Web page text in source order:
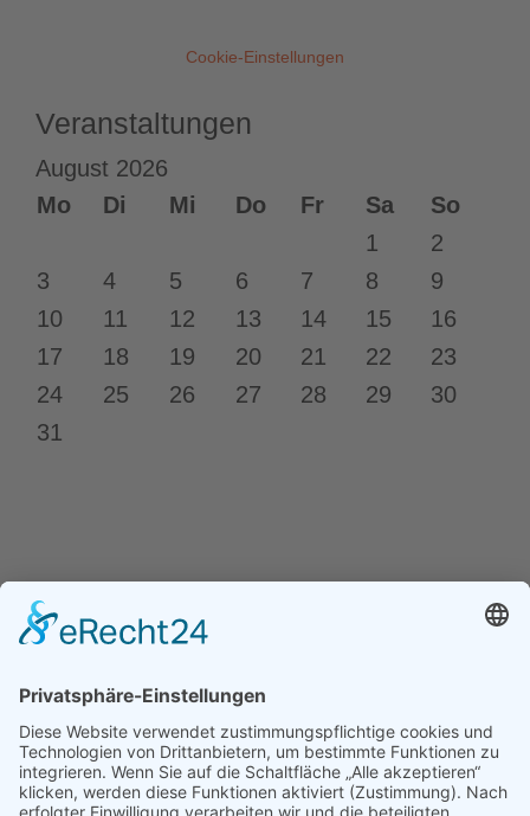
Cookie-Einstellungen
Veranstaltungen
Vorheriges
Vorheriger
Nächstes
Nächstes
August 2026
Mo
Di Mi Do Fr Sa
So
1
2
3
4 5 6 7 8
9
10
11 12 13 14 15
16
17
18 19 20 21 22
23
24
25 26 27 28 29
30
31